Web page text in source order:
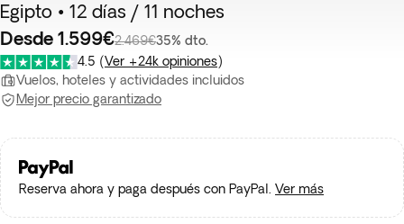
Egipto • 12 días / 11 noches
Desde 1.599€2.469€35% dto.
4.5 (Ver +24k opiniones)
Vuelos, hoteles y actividades incluidos
Mejor precio garantizado
Reserva ahora y paga después con PayPal. Ver más